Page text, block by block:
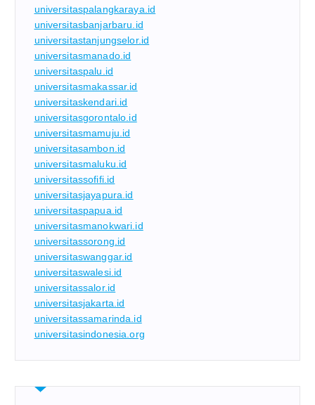
universitaspalangkaraya.id
universitasbanjarbaru.id
universitastanjungselor.id
universitasmanado.id
universitaspalu.id
universitasmakassar.id
universitaskendari.id
universitasgorontalo.id
universitasmamuju.id
universitasambon.id
universitasmaluku.id
universitassofifi.id
universitasjayapura.id
universitaspapua.id
universitasmanokwari.id
universitassorong.id
universitaswanggar.id
universitaswalesi.id
universitassalor.id
universitasjakarta.id
universitassamarinda.id
universitasindonesia.org